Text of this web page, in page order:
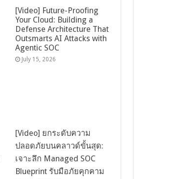
[Video] Future-Proofing
Your Cloud: Building a
Defense Architecture That
Outsmarts AI Attacks with
Agentic SOC
July 15, 2026
[Video] ยกระดับความ
ปลอดภัยบนคลาวด์ขั้นสุด:
เจาะลึก Managed SOC
Blueprint รับมือภัยคุกคาม